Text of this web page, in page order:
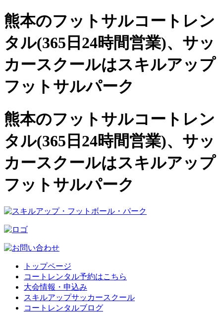
熊本のフットサルコートレン
タル(365日24時間営業)、 サッ
カースクールはスキルアップ
フットサルパーク
熊本のフットサルコートレン
タル(365日24時間営業)、サッ
カースクールはスキルアップ
フットサルパーク
トップページ
コートレンタル予約はこちら
大会情報・申込み
スキルアップサッカースクール
コートレンタルブログ